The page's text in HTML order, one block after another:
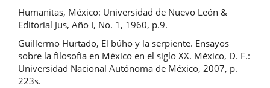
Humanitas, México: Universidad de Nuevo León &
Editorial Jus, Año I, No. 1, 1960, p.9.
Guillermo Hurtado, El búho y la serpiente. Ensayos
sobre la filosofía en México en el siglo XX. México, D. F.:
Universidad Nacional Autónoma de México, 2007, p.
223s.